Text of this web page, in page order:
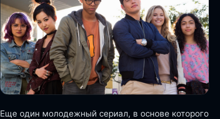
Еще один молодежный сериал, в основе которого